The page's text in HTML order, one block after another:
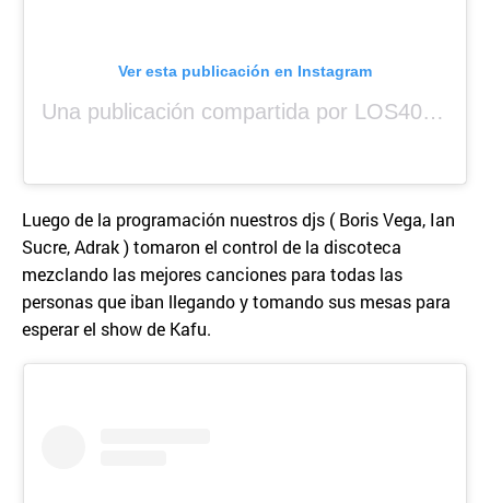
Ver esta publicación en Instagram
Una publicación compartida por LOS40 Panamá (@los40panama)
Luego de la programación nuestros djs ( Boris Vega, Ian
Sucre, Adrak ) tomaron el control de la discoteca
mezclando las mejores canciones para todas las
personas que iban llegando y tomando sus mesas para
esperar el show de Kafu.